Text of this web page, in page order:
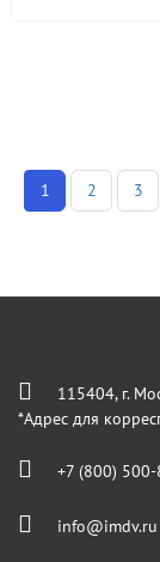
1 2 3
115404, г.
*Адрес для
+7 (800)
info@imdv.ru